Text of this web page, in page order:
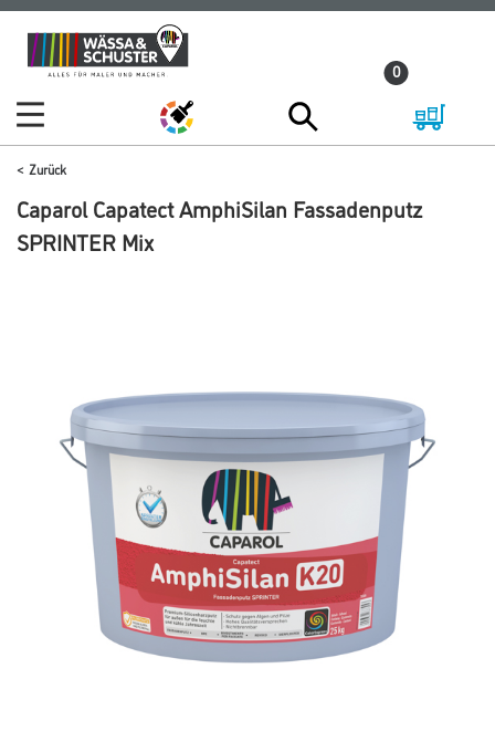
Zum
Inhalt
Zum
Navigationsmenü
0
Zurück
Caparol Capatect AmphiSilan Fassadenputz
SPRINTER Mix